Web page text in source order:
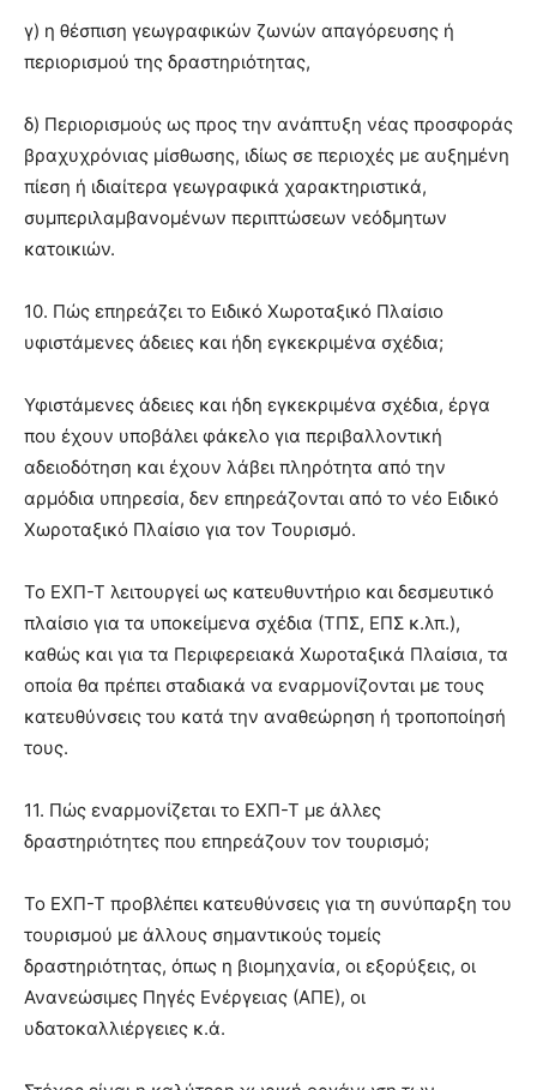
γ) η θέσπιση γεωγραφικών ζωνών απαγόρευσης ή
περιορισμού της δραστηριότητας,
δ) Περιορισμούς ως προς την ανάπτυξη νέας προσφοράς
βραχυχρόνιας μίσθωσης, ιδίως σε περιοχές με αυξημένη
πίεση ή ιδιαίτερα γεωγραφικά χαρακτηριστικά,
συμπεριλαμβανομένων περιπτώσεων νεόδμητων
κατοικιών.
10. Πώς επηρεάζει το Ειδικό Χωροταξικό Πλαίσιο
υφιστάμενες άδειες και ήδη εγκεκριμένα σχέδια;
Υφιστάμενες άδειες και ήδη εγκεκριμένα σχέδια, έργα
που έχουν υποβάλει φάκελο για περιβαλλοντική
αδειοδότηση και έχουν λάβει πληρότητα από την
αρμόδια υπηρεσία, δεν επηρεάζονται από το νέο Ειδικό
Χωροταξικό Πλαίσιο για τον Τουρισμό.
Το ΕΧΠ-Τ λειτουργεί ως κατευθυντήριο και δεσμευτικό
πλαίσιο για τα υποκείμενα σχέδια (ΤΠΣ, ΕΠΣ κ.λπ.),
καθώς και για τα Περιφερειακά Χωροταξικά Πλαίσια, τα
οποία θα πρέπει σταδιακά να εναρμονίζονται με τους
κατευθύνσεις του κατά την αναθεώρηση ή τροποποίησή
τους.
11. Πώς εναρμονίζεται το ΕΧΠ-Τ με άλλες
δραστηριότητες που επηρεάζουν τον τουρισμό;
Το ΕΧΠ-Τ προβλέπει κατευθύνσεις για τη συνύπαρξη του
τουρισμού με άλλους σημαντικούς τομείς
δραστηριότητας, όπως η βιομηχανία, οι εξορύξεις, οι
Ανανεώσιμες Πηγές Ενέργειας (ΑΠΕ), οι
υδατοκαλλιέργειες κ.ά.